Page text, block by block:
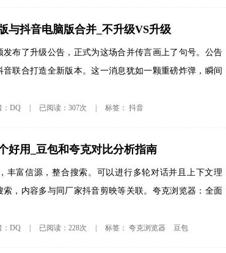
与抖音电脑版合并_不升级VS升级
布了升级公告，正式为这场合并传言画上了句号。公告
联合打造全新版本。这一消息犹如一颗重磅炸弹，瞬间
：DQ 已阅读：307次 标签： 抖音
好用_豆包和夸克对比分析指南
丰富信源，整合搜索。可以进行多轮对话并且上下文理
，内容多与同厂家抖音剪映等关联。夸克浏览器：全面
：DQ 已阅读：228次 标签： 夸克浏览器 豆包